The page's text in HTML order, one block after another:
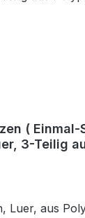
( Einmal-
3-Teilig
Luer, aus